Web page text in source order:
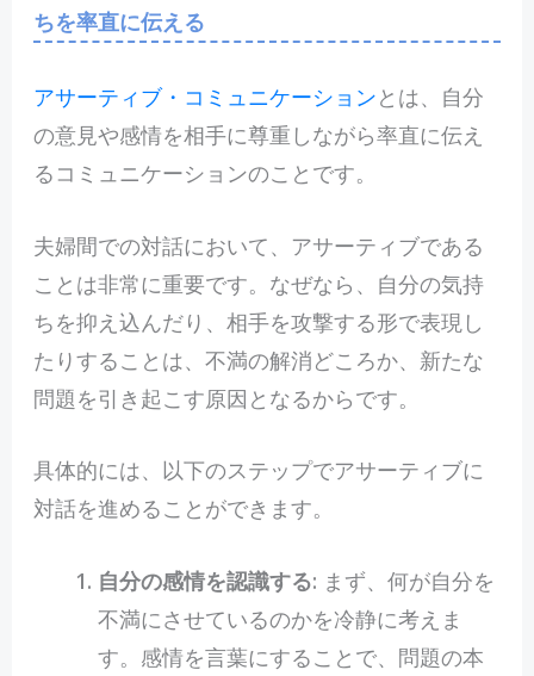
ちを率直に伝える
アサーティブ・コミュニケーションとは、自分
の意見や感情を相手に尊重しながら率直に伝え
るコミュニケーションのことです。
夫婦間での対話において、アサーティブである
ことは非常に重要です。なぜなら、自分の気持
ちを抑え込んだり、相手を攻撃する形で表現し
たりすることは、不満の解消どころか、新たな
問題を引き起こす原因となるからです。
具体的には、以下のステップでアサーティブに
対話を進めることができます。
自分の感情を認識する: まず、何が自分を
不満にさせているのかを冷静に考えま
す。感情を言葉にすることで、問題の本